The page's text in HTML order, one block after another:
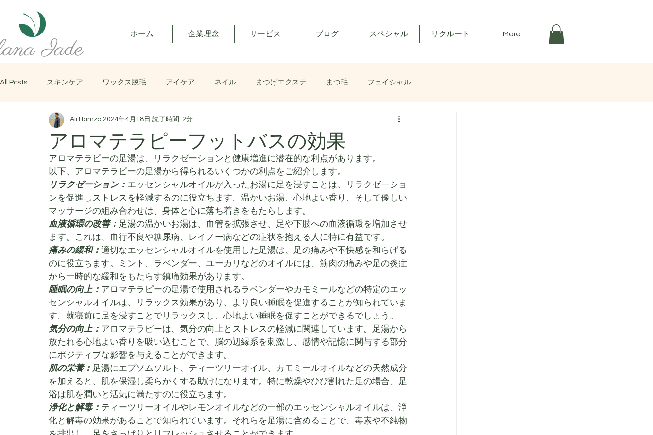
ホーム 企業理念 サービス ブログ スペシャル リクルート More
All Posts スキンケア ワックス脱毛 アイケア ネイル まつげエクステ まつ毛 フェイシャル
マッサージ
アロマテラピーフットバスの効果
Ali Hamza 2024年4月18日 読了時間: 2分
アロマテラピーの足湯は、リラクゼーションと健康増進に潜在的な利点があります。
以下、アロマテラピーの足湯から得られるいくつかの利点をご紹介します。
リラクゼーション： エッセンシャルオイルが入ったお湯に足を浸すことは、リラクゼーショ
ンを促進しストレスを軽減するのに役立ちます。温かいお湯、心地よい香り、そして優しい
マッサージの組み合わせは、身体と心に落ち着きをもたらします。
血液循環の改善： 足湯の温かいお湯は、血管を拡張させ、足や下肢への血液循環を増加させ
ます。これは、血行不良や糖尿病、レイノー病などの症状を抱える人に特に有益です。
痛みの緩和： 適切なエッセンシャルオイルを使用した足湯は、足の痛みや不快感を和らげる
のに役立ちます。ミント、ラベンダー、ユーカリなどのオイルには、筋肉の痛みや足の炎症
から一時的な緩和をもたらす鎮痛効果があります。
睡眠の向上： アロマテラピーの足湯で使用されるラベンダーやカモミールなどの特定のエッ
センシャルオイルは、リラックス効果があり、より良い睡眠を促進することが知られていま
す。就寝前に足を浸すことでリラックスし、心地よい睡眠を促すことができるでしょう。
気分の向上： アロマテラピーは、気分の向上とストレスの軽減に関連しています。足湯から
放たれる心地よい香りを吸い込むことで、脳の辺縁系を刺激し、感情や記憶に関与する部分
にポジティブな影響を与えることができます。
肌の栄養： 足湯にエプソムソルト、ティーツリーオイル、カモミールオイルなどの天然成分
を加えると、肌を保湿し柔らかくする助けになります。特に乾燥やひび割れた足の場合、足
浴は肌を潤いと活気に満たすのに役立ちます。
浄化と解毒： ティーツリーオイルやレモンオイルなどの一部のエッセンシャルオイルは、浄
化と解毒の効果があることで知られています。それらを足湯に含めることで、毒素や不純物